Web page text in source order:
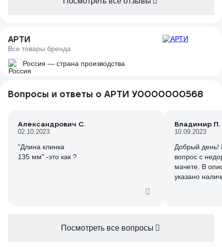
АРТИ
Все товары бренда
Россия — страна производства
Вопросы и ответы о АРТИ У0000000568
Александрович С.
02.10.2023
"Длина клинка
135 мм" -это как ?
Владимир П.
10.09.2023
Добрый день!
вопрос с
мачете. В
указано
Посмотреть все вопросы